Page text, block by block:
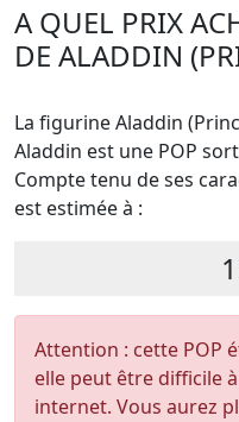
A QUEL PRIX
DE ALADDIN
La figurine Aladdin
Aladdin est une POP
Compte tenu de ses
est estimée à :
Attention : cette POP
elle peut être difficile
internet. Vous aurez